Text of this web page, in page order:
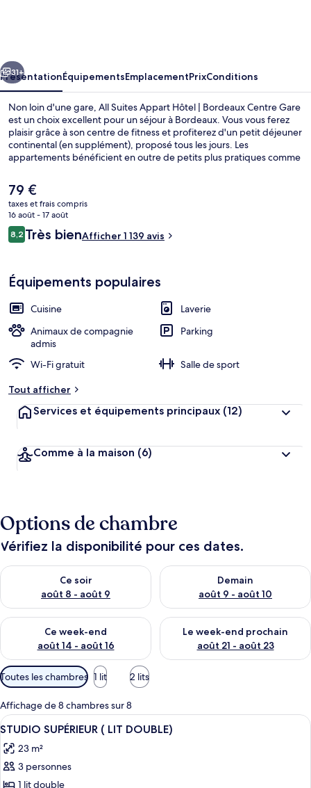
|
Bordeaux
Centre
Gare
Suivant
31+
PrésentationÉquipementsEmplacementPrixConditions
Non loin d'une gare, All Suites Appart Hôtel | Bordeaux Centre Gare
est un choix excellent pour un séjour à Bordeaux. Vous vous ferez
plaisir grâce à son centre de fitness et profiterez d'un petit déjeuner
continental (en supplément), proposé tous les jours. Les
appartements bénéficient en outre de petits plus pratiques comme
Fi à Internet gratuit. Le personnel attentionné et la présentation
générale remportent un franc succès auprès des autres voyageurs.
Les transports publics se situent à une courte distance à pied :
Station de tramway Tauzia est à 7 min et Station de tramway Sainte-
Croix, à 8 min.
Le
prix
actuel
est
de
79 €
taxes et frais compris
16 août - 17 août
Avis
voyageurs
8,28,2 sur 10
Très bienAfficher 1 139 avis
Équipements populaires
Cuisine
Laverie
Animaux de compagnie
admis
Parking
Wi-Fi gratuit
Salle de sport
Tout afficher
Services et équipements principaux (12)
Comme à la maison (6)
Options de chambre
Vérifiez la disponibilité pour ces dates.
Ce soir
août 8 - août 9
Vérifier la disponibilité pour ce soir août 8 - août 9
Demain
août 9 - août 10
Vérifier la disponibilité pour
Ce week-end
août 14 - août 16
Vérifier la disponibilité pour ce week-end août 14 - août 16
Le week-end prochain
août 21 - août 23
Vérifier la disponibilité pour
Filtres
disponibles
pour
les
chambres
Toutes les chambres 1 lit 2 lits
Affichage de 8 chambres sur 8
Afficher
toutes
les
photos
Une chambre d’hôtel avec un lit, un
5
STUDIO SUPÉRIEUR ( LIT DOUBLE)
23 m²
3 personnes
1 lit double